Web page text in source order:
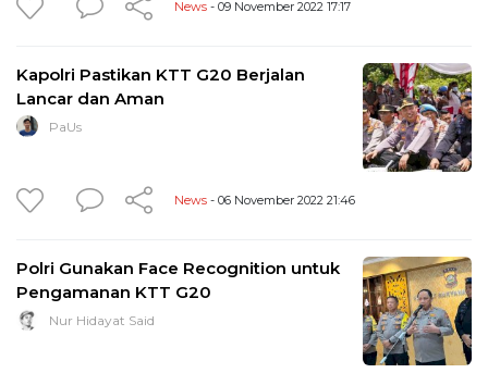
News - 09 November 2022 17:17
Kapolri Pastikan KTT G20 Berjalan
Lancar dan Aman
PaUs
News - 06 November 2022 21:46
Polri Gunakan Face Recognition untuk
Pengamanan KTT G20
Nur Hidayat Said